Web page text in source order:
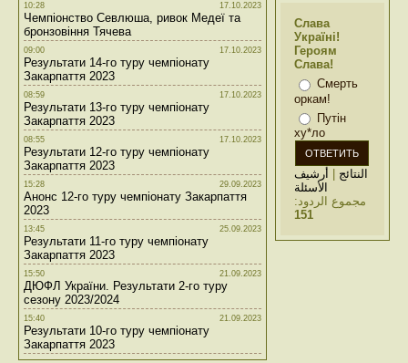
10:28 17.10.2023
Чемпіонство Севлюша, ривок Медеї та
бронзовіння Тячева
09:00 17.10.2023
Результати 14-го туру чемпіонату
Закарпаття 2023
08:59 17.10.2023
Результати 13-го туру чемпіонату
Закарпаття 2023
08:55 17.10.2023
Результати 12-го туру чемпіонату
Закарпаття 2023
15:28 29.09.2023
Анонс 12-го туру чемпіонату Закарпаття
2023
13:45 25.09.2023
Результати 11-го туру чемпіонату
Закарпаття 2023
15:50 21.09.2023
ДЮФЛ України. Результати 2-го туру
сезону 2023/2024
15:40 21.09.2023
Результати 10-го туру чемпіонату
Закарпаття 2023
Слава
Україні!
Героям
Слава!
Смерть
оркам!
Путін
ху*ло
النتائج | أرشيف
الأسئلة
مجموع الردود:
151